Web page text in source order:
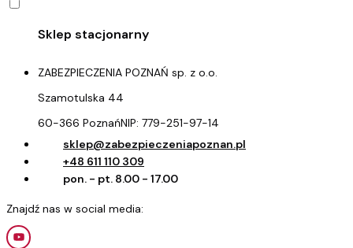
ZABEZPIECZENIA POZNAŃ sp. z o.o.
Szamotulska 44
60-366 PoznańNIP: 779-251-97-14
sklep@zabezpieczeniapoznan.pl
+48 611 110 309
pon. - pt. 8.00 - 17.00